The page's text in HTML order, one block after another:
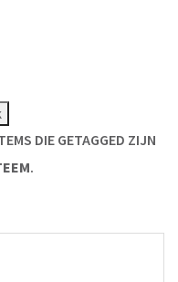
DIE GETAGGED ZIJN
.